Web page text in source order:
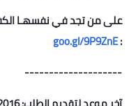
على من تجد في نفسهـا
:
goo.gl/9P9ZnE
--------------------